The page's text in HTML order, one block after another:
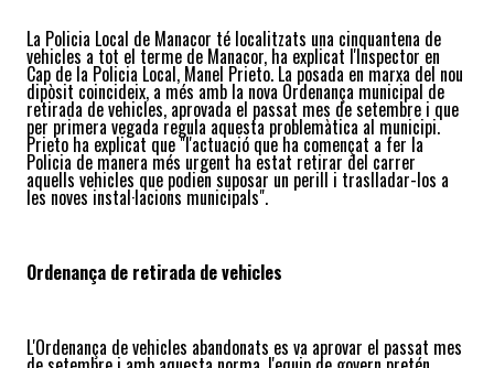
La Policia Local de Manacor té localitzats una cinquantena de
vehicles a tot el terme de Manacor, ha explicat l'Inspector en
Cap de la Policia Local, Manel Prieto. La posada en marxa del nou
dipòsit coincideix, a més amb la nova Ordenança municipal de
retirada de vehicles, aprovada el passat mes de setembre i que
per primera vegada regula aquesta problemàtica al municipi.
Prieto ha explicat que "l'actuació que ha començat a fer la
Policia de manera més urgent ha estat retirar del carrer
aquells vehicles que podien suposar un perill i traslladar-los a
les noves instal·lacions municipals".
Ordenança de retirada de vehicles
L'Ordenança de vehicles abandonats es va aprovar el passat mes